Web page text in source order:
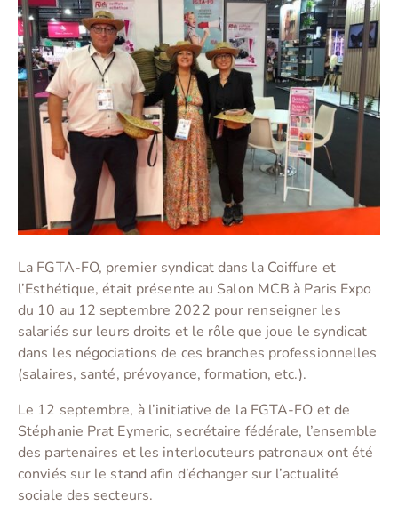
La FGTA-FO, premier syndicat dans la Coiffure et
l’Esthétique, était présente au Salon MCB à Paris Expo
du 10 au 12 septembre 2022 pour renseigner les
salariés sur leurs droits et le rôle que joue le syndicat
dans les négociations de ces branches professionnelles
(salaires, santé, prévoyance, formation, etc.).
Le 12 septembre, à l’initiative de la FGTA-FO et de
Stéphanie Prat Eymeric, secrétaire fédérale, l’ensemble
des partenaires et les interlocuteurs patronaux ont été
conviés sur le stand afin d’échanger sur l’actualité
sociale des secteurs.